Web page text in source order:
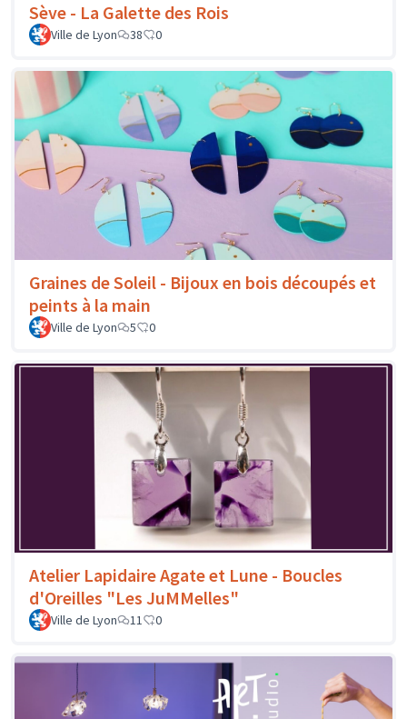
Sève - La Galette des Rois
Ville de Lyon 38 0
Graines de Soleil - Bijoux en bois découpés et
peints à la main
Ville de Lyon 5 0
Atelier Lapidaire Agate et Lune - Boucles
d'Oreilles "Les JuMMelles"
Ville de Lyon 11 0